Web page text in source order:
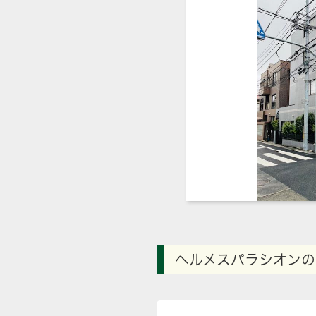
ヘルメスパラシオン